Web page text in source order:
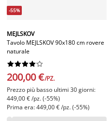
-55%
MEJLSKOV
Tavolo MEJLSKOV 90x180 cm rovere
naturale






200,00 €/PZ.
Prezzo più basso ultimi 30 giorni:
449,00 € /pz. (-55%)
Prima era: 449,00 € /pz. (-55%)